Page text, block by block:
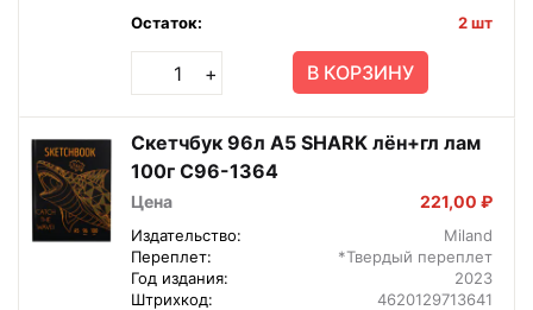
Остаток:
2 шт
+ В КОРЗИНУ
Скетчбук 96л А5 SHARK лён+гл лам
100г С96-1364
Цена 221,00 ₽
Издательство:
Miland
Переплет:
*Твердый переплет
Год издания:
2023
Штрихкод:
4620129713641